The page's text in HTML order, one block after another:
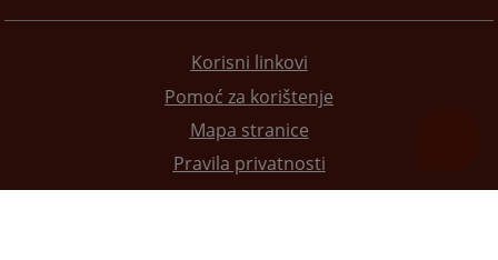
Korisni linkovi
Pomoć za korištenje
Mapa stranice
Pravila privatnosti